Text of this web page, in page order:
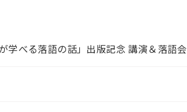
学べる落語の話」出版記念 講演＆落語会